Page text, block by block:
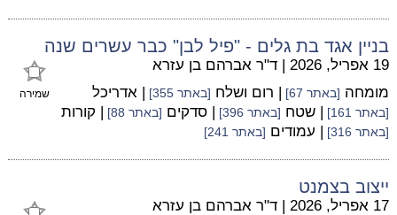
בניין אגד בת גלים - "פיל לבן" כבר עשרים שנה
שמירה
19 אפריל, 2026 | ד"ר אברהם בן עזרא
מומחה [באתר 67] | רום ושלח [באתר 355] | אדריכל
[באתר 161] | שטח [באתר 396] | סדקים [באתר 88] | קורות
[באתר 316] | עמודים [באתר 241]
ייצוב בצמנט
17 אפריל, 2026 | ד"ר אברהם בן עזרא